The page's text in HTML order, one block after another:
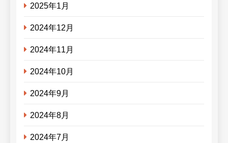
2025年1月
2024年12月
2024年11月
2024年10月
2024年9月
2024年8月
2024年7月